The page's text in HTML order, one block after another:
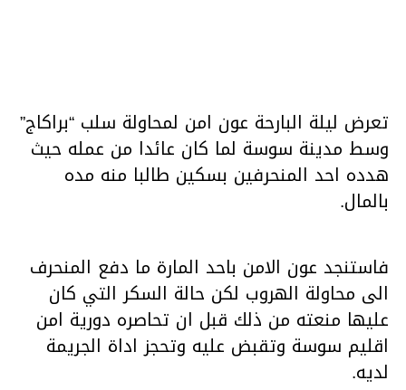
تعرض ليلة البارحة عون امن لمحاولة سلب “براكاج”
وسط مدينة سوسة لما كان عائدا من عمله حيث
هدده احد المنحرفين بسكين طالبا منه مده
بالمال.
فاستنجد عون الامن باحد المارة ما دفع المنحرف
الى محاولة الهروب لكن حالة السكر التي كان
عليها منعته من ذلك قبل ان تحاصره دورية امن
اقليم سوسة وتقبض عليه وتحجز اداة الجريمة
لديه.